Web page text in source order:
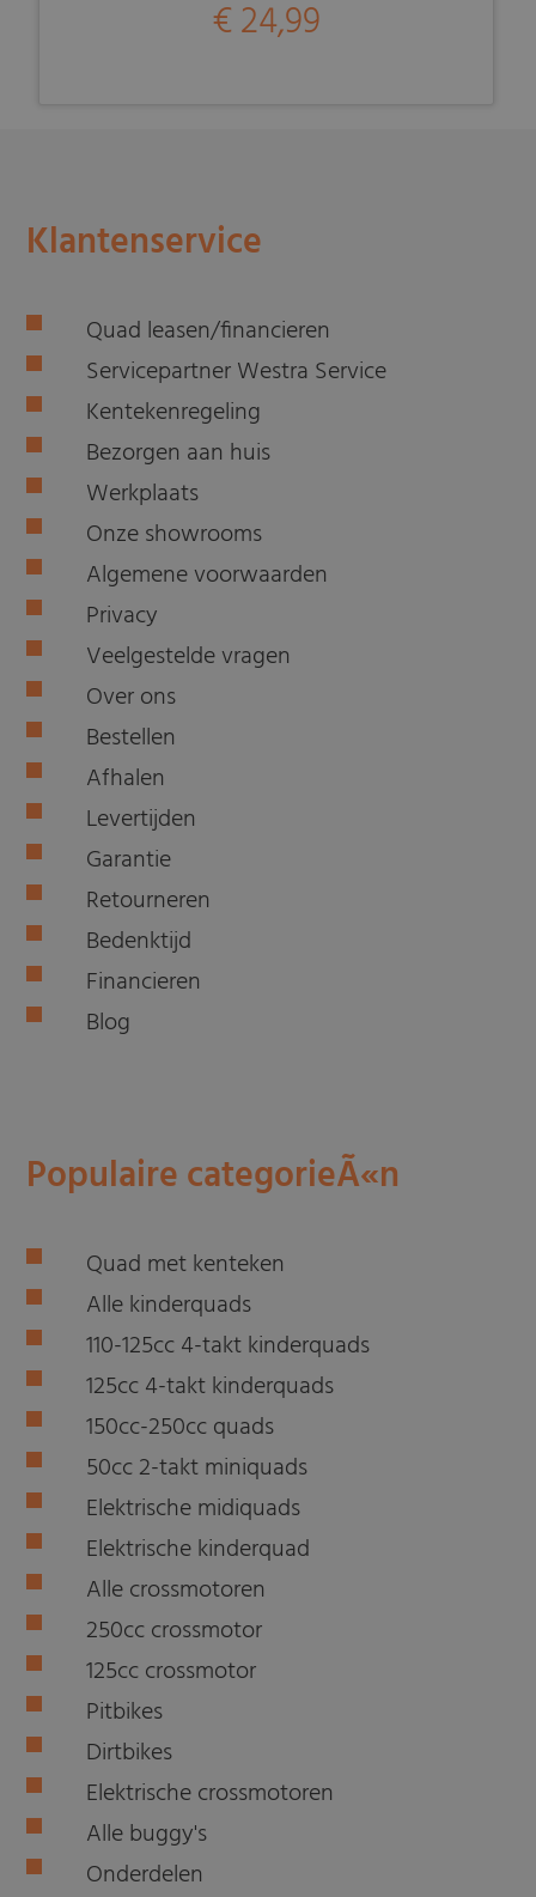
€ 24,99
Klantenservice
Quad leasen/financieren
Servicepartner Westra Service
Kentekenregeling
Bezorgen aan huis
Werkplaats
Onze showrooms
Algemene voorwaarden
Privacy
Veelgestelde vragen
Over ons
Bestellen
Afhalen
Levertijden
Garantie
Retourneren
Bedenktijd
Financieren
Blog
Populaire categorieÃ«n
Quad met kenteken
Alle kinderquads
110-125cc 4-takt kinderquads
125cc 4-takt kinderquads
150cc-250cc quads
50cc 2-takt miniquads
Elektrische midiquads
Elektrische kinderquad
Alle crossmotoren
250cc crossmotor
125cc crossmotor
Pitbikes
Dirtbikes
Elektrische crossmotoren
Alle buggy's
Onderdelen